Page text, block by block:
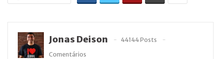
Jonas Deison
44144 Posts
Comentários